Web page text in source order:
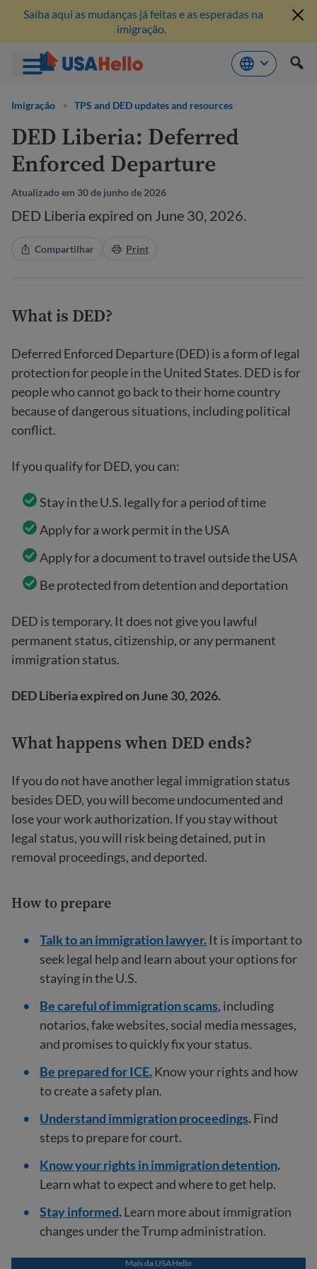
para
conteúdo
Saiba aqui as mudanças já feitas e as esperadas na
imigração.
Imigração > TPS and DED updates and resources
DED Liberia: Deferred
Enforced Departure
Atualizado em 30 de junho de 2026
DED Liberia expired on June 30, 2026.
Compartilhar Print
What is DED?
Deferred Enforced Departure (DED) is a form of legal
protection for people in the United States. DED is for
people who cannot go back to their home country
because of dangerous situations, including political
conflict.
If you qualify for DED, you can:
Stay in the U.S. legally for a period of time
Apply for a work permit in the USA
Apply for a document to travel outside the USA
Be protected from detention and deportation
DED is temporary. It does not give you lawful
permanent status, citizenship, or any permanent
immigration status.
DED Liberia expired on June 30, 2026.
What happens when DED ends?
If you do not have another legal immigration status
besides DED, you will become undocumented and
lose your work authorization. If you stay without
legal status, you will risk being detained, put in
removal proceedings, and deported.
How to prepare
Talk to an immigration lawyer. It is important to
seek legal help and learn about your options for
staying in the U.S.
Be careful of immigration scams, including
notarios, fake websites, social media messages,
and promises to quickly fix your status.
Be prepared for ICE.Know your rights and how
to create a safety plan.
Understand immigration proceedings.Find
steps to prepare for court.
Know your rights in immigration detention.
Learn what to expect and where to get help.
Stay informed.Learn more about immigration
changes under the Trump administration.
Mais da USAHello